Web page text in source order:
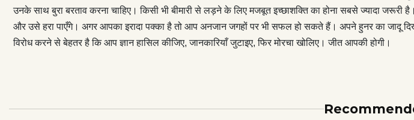
उनके साथ बुरा बरताव करना चाहिए। किसी भी बीमारी से लड़ने के लिए मजबूत इच्छाशक्ति का होना सबसे ज्यादा जरूरी
और उसे हरा पाएँगे। अगर आपका इरादा पक्का है तो आप अनजान जगहों पर भी सफल हो सकते हैं। अपने हुनर का जादू
विरोध करने से बेहतर है कि आप ज्ञान हासिल कीजिए, जानकारियाँ जुटाइए, फिर मोरचा खोलिए। जीत आपकी होगी।